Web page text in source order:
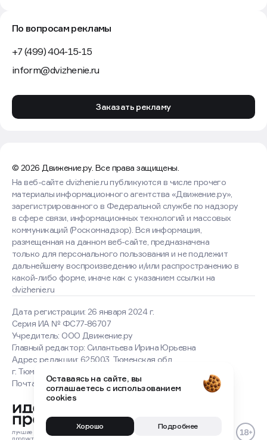
По вопросам рекламы
+7 (499) 404-15-15
inform@dvizhenie.ru
Заказать рекламу
© 2026 Движение.ру. Все права защищены.
Дата регистрации: 26 января 2024 г.
Серия ИА № ФС77-86707
Учредитель: ООО Движение.ру
Главный редактор: Силантьева Ирина Юрьевна
Адрес редакции: 625003, Тюменская обл.,
г. Тюмень, ул. Володарского, д. 17, пом. 1
Почта: news@dvizh.ru
На веб-сайте dvizhenie.ru публикуются в числе прочего
материалы информационного агентства «Движение.ру»,
зарегистрированного в Федеральной службе по надзору
в сфере связи, информационных технологий и массовых
коммуникаций (Роскомнадзор). Вся информация,
размещенная на данном веб-сайте, предназначена
только для персонального пользования и не подлежит
дальнейшему воспроизведению и/или распространению в
какой-либо форме, иначе как с указанием ссылки на
dvizhenie.ru
лучшие
цифровые
Оставаясь на сайте, вы
соглашаетесь с использованием
cookies
Хорошо Подробнее